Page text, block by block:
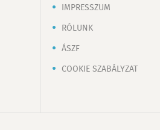
IMPRESSZUM
RÓLUNK
ÁSZF
COOKIE SZABÁLYZAT